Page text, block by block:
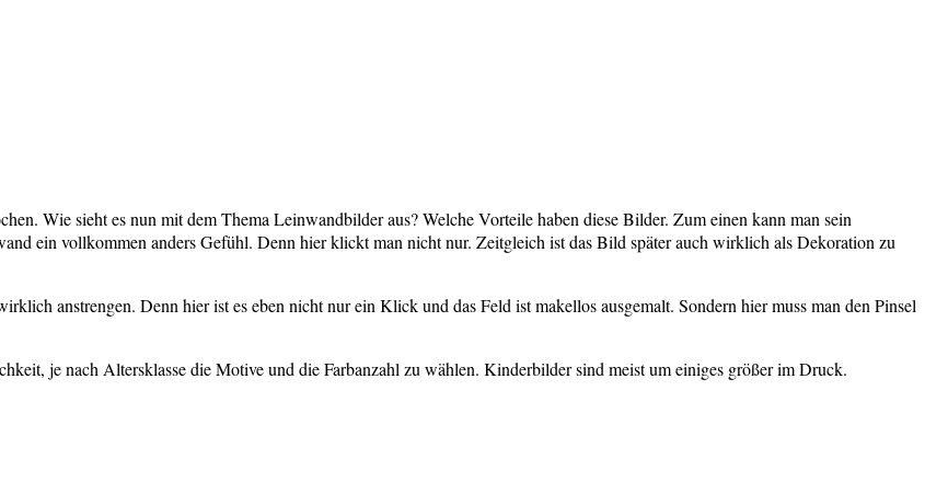
Wie sieht es nun mit dem Thema Leinwandbilder aus? Welche Vorteile haben diese Bilder. Zum einen kann man sein
ein vollkommen anders Gefühl. Denn hier klickt man nicht nur. Zeitgleich ist das Bild später auch wirklich als Dekoration zu
anstrengen. Denn hier ist es eben nicht nur ein Klick und das Feld ist makellos ausgemalt. Sondern hier muss man den Pinsel
je nach Altersklasse die Motive und die Farbanzahl zu wählen. Kinderbilder sind meist um einiges größer im Druck.